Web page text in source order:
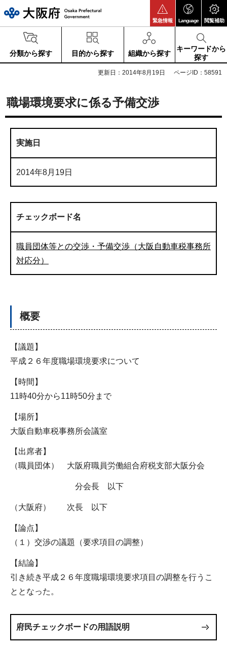
緊急情報 Language 閲覧補助
分類から探す 目的から探す 組織から探す
キーワードから
探す
更新日：2014年8月19日 ページID：58591
職場環境要求に係る予備交渉
実施日
2014年8月19日
チェックボード名
職員団体等との交渉・予備交渉（大阪自動車税事務所
対応分）
概要
【議題】
平成２６年度職場環境要求について
【時間】
11時40分から11時50分まで
【場所】
大阪自動車税事務所会議室
【出席者】
（職員団体） 大阪府職員労働組合府税支部大阪分会
分会長 以下
（大阪府） 次長 以下
【論点】
（１）交渉の議題（要求項目の調整）
【結論】
引き続き平成２６年度職場環境要求項目の調整を行うこ
ととなった。
府民チェックボードの用語説明